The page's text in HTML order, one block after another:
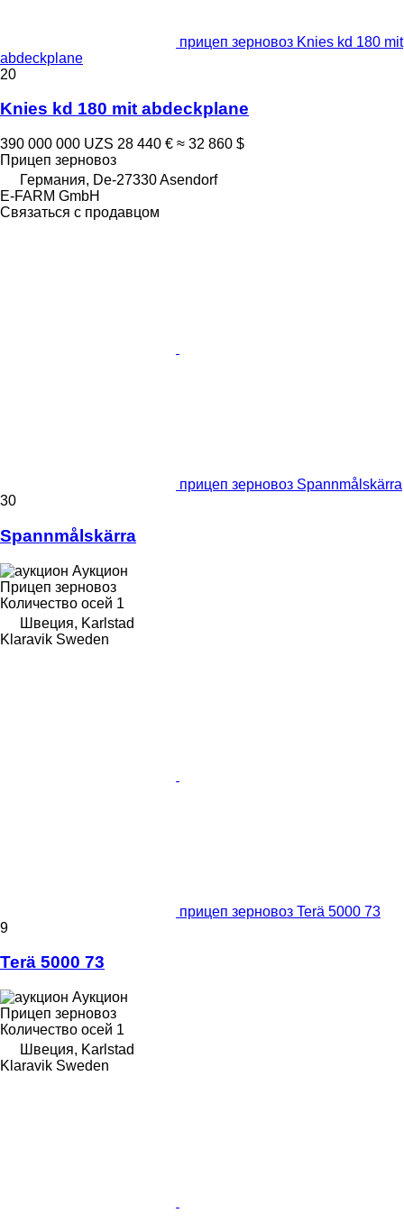
прицеп зерновоз Knies kd 180 mit
abdeckplane
20
Knies kd 180 mit abdeckplane
390 000 000 UZS 28 440 € ≈ 32 860 $
Прицеп зерновоз
Германия, De-27330 Asendorf
E-FARM GmbH
Связаться с продавцом
прицеп зерновоз Spannmålskärra
30
Spannmålskärra
Аукцион
Прицеп зерновоз
Количество осей 1
Швеция, Karlstad
Klaravik Sweden
прицеп зерновоз Terä 5000 73
9
Terä 5000 73
Аукцион
Прицеп зерновоз
Количество осей 1
Швеция, Karlstad
Klaravik Sweden